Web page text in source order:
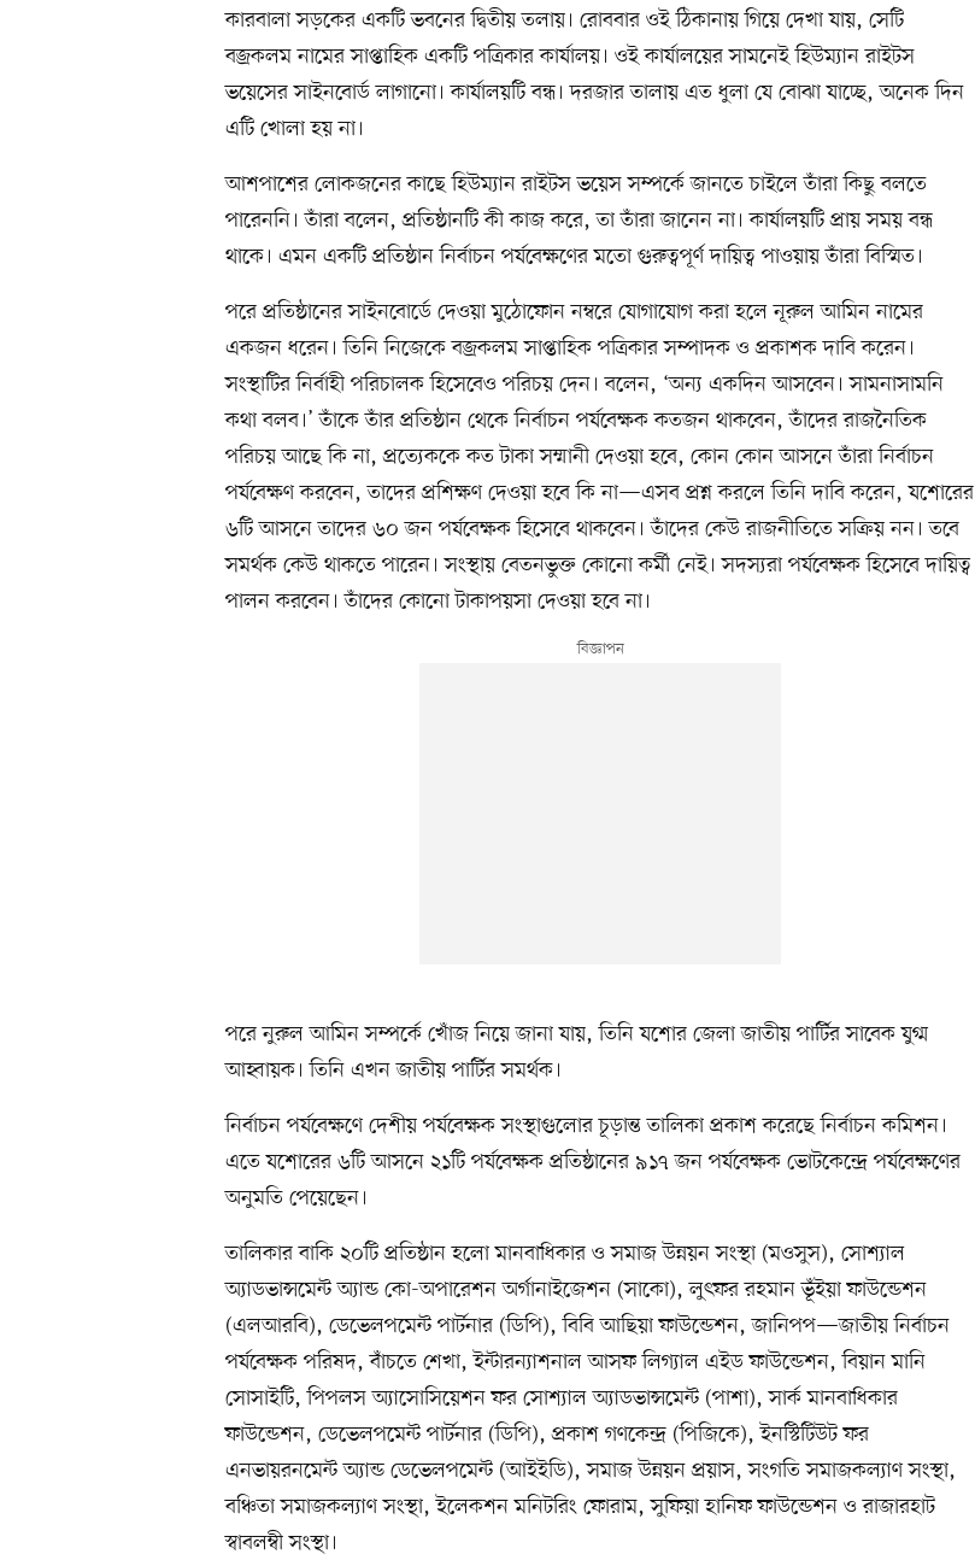
কারবালা সড়কের একটি ভবনের দ্বিতীয় তলায়। রোববার ওই ঠিকানায় গিয়ে দেখা যায়, সেটি
বজ্রকলম নামের সাপ্তাহিক একটি পত্রিকার কার্যালয়। ওই কার্যালয়ের সামনেই হিউম্যান রাইটস
ভয়েসের সাইনবোর্ড লাগানো। কার্যালয়টি বন্ধ। দরজার তালায় এত ধুলা যে বোঝা যাচ্ছে, অনেক দিন
এটি খোলা হয় না।
আশপাশের লোকজনের কাছে হিউম্যান রাইটস ভয়েস সম্পর্কে জানতে চাইলে তাঁরা কিছু বলতে
পারেননি। তাঁরা বলেন, প্রতিষ্ঠানটি কী কাজ করে, তা তাঁরা জানেন না। কার্যালয়টি প্রায় সময় বন্ধ
থাকে। এমন একটি প্রতিষ্ঠান নির্বাচন পর্যবেক্ষণের মতো গুরুত্বপূর্ণ দায়িত্ব পাওয়ায় তাঁরা বিস্মিত।
পরে প্রতিষ্ঠানের সাইনবোর্ডে দেওয়া মুঠোফোন নম্বরে যোগাযোগ করা হলে নূরুল আমিন নামের
একজন ধরেন। তিনি নিজেকে বজ্রকলম সাপ্তাহিক পত্রিকার সম্পাদক ও প্রকাশক দাবি করেন।
সংস্থাটির নির্বাহী পরিচালক হিসেবেও পরিচয় দেন। বলেন, ‘অন্য একদিন আসবেন। সামনাসামনি
কথা বলব।’ তাঁকে তাঁর প্রতিষ্ঠান থেকে নির্বাচন পর্যবেক্ষক কতজন থাকবেন, তাঁদের রাজনৈতিক
পরিচয় আছে কি না, প্রত্যেককে কত টাকা সম্মানী দেওয়া হবে, কোন কোন আসনে তাঁরা নির্বাচন
পর্যবেক্ষণ করবেন, তাদের প্রশিক্ষণ দেওয়া হবে কি না—এসব প্রশ্ন করলে তিনি দাবি করেন, যশোরের
৬টি আসনে তাদের ৬০ জন পর্যবেক্ষক হিসেবে থাকবেন। তাঁদের কেউ রাজনীতিতে সক্রিয় নন। তবে
সমর্থক কেউ থাকতে পারেন। সংস্থায় বেতনভুক্ত কোনো কর্মী নেই। সদস্যরা পর্যবেক্ষক হিসেবে দায়িত্ব
পালন করবেন। তাঁদের কোনো টাকাপয়সা দেওয়া হবে না।
পরে নুরুল আমিন সম্পর্কে খোঁজ নিয়ে জানা যায়, তিনি যশোর জেলা জাতীয় পার্টির সাবেক যুগ্ম
আহ্বায়ক। তিনি এখন জাতীয় পার্টির সমর্থক।
নির্বাচন পর্যবেক্ষণে দেশীয় পর্যবেক্ষক সংস্থাগুলোর চূড়ান্ত তালিকা প্রকাশ করেছে নির্বাচন কমিশন।
এতে যশোরের ৬টি আসনে ২১টি পর্যবেক্ষক প্রতিষ্ঠানের ৯১৭ জন পর্যবেক্ষক ভোটকেন্দ্রে পর্যবেক্ষণের
অনুমতি পেয়েছেন।
তালিকার বাকি ২০টি প্রতিষ্ঠান হলো মানবাধিকার ও সমাজ উন্নয়ন সংস্থা (মওসুস), সোশ্যাল
অ্যাডভান্সমেন্ট অ্যান্ড কো-অপারেশন অর্গানাইজেশন (সাকো), লুৎফর রহমান ভূঁইয়া ফাউন্ডেশন
(এলআরবি), ডেভেলপমেন্ট পার্টনার (ডিপি), বিবি আছিয়া ফাউন্ডেশন, জানিপপ—জাতীয় নির্বাচন
পর্যবেক্ষক পরিষদ, বাঁচতে শেখা, ইন্টারন্যাশনাল আসফ লিগ্যাল এইড ফাউন্ডেশন, বিয়ান মানি
সোসাইটি, পিপলস অ্যাসোসিয়েশন ফর সোশ্যাল অ্যাডভান্সমেন্ট (পাশা), সার্ক মানবাধিকার
ফাউন্ডেশন, ডেভেলপমেন্ট পার্টনার (ডিপি), প্রকাশ গণকেন্দ্র (পিজিকে), ইনস্টিটিউট ফর
এনভায়রনমেন্ট অ্যান্ড ডেভেলপমেন্ট (আইইডি), সমাজ উন্নয়ন প্রয়াস, সংগতি সমাজকল্যাণ সংস্থা,
বঞ্চিতা সমাজকল্যাণ সংস্থা, ইলেকশন মনিটরিং ফোরাম, সুফিয়া হানিফ ফাউন্ডেশন ও রাজারহাট
স্বাবলম্বী সংস্থা।